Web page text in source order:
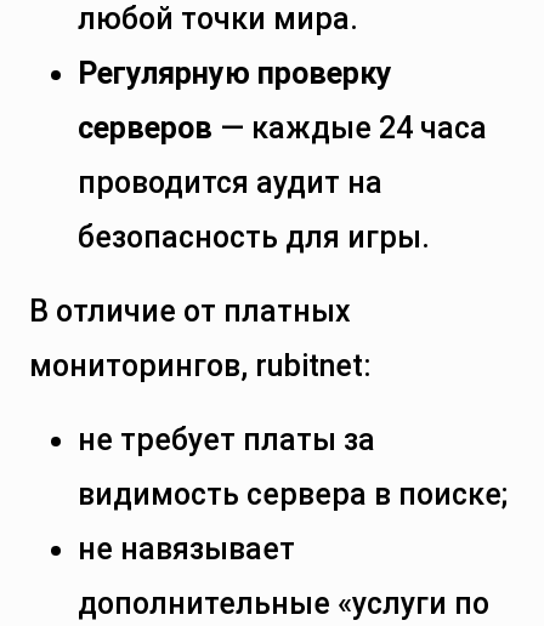
любой точки мира.
Регулярную проверку
серверов — каждые 24 часа
проводится аудит на
безопасность для игры.
В отличие от платных
мониторингов, rubitnet:
не требует платы за
видимость сервера в поиске;
не навязывает
дополнительные «услуги по